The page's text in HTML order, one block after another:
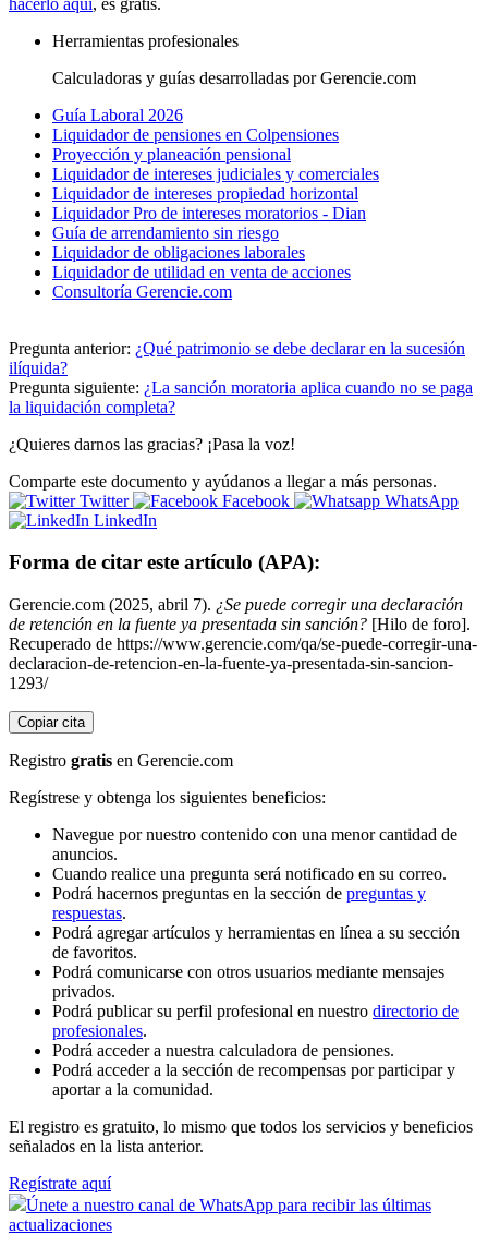
Herramientas profesionales
Calculadoras y guías desarrolladas por Gerencie.com
Guía Laboral 2026
Liquidador de pensiones en Colpensiones
Proyección y planeación pensional
Liquidador de intereses judiciales y comerciales
Liquidador de intereses propiedad horizontal
Liquidador Pro de intereses moratorios - Dian
Guía de arrendamiento sin riesgo
Liquidador de obligaciones laborales
Liquidador de utilidad en venta de acciones
Consultoría Gerencie.com
Pregunta anterior: ¿Qué patrimonio se debe declarar en la sucesión
ilíquida?
Pregunta siguiente: ¿La sanción moratoria aplica cuando no se paga
la liquidación completa?
¿Quieres darnos las gracias? ¡Pasa la voz!
Comparte este documento y ayúdanos a llegar a más personas.
Twitter
Facebook
WhatsApp
LinkedIn
Forma de citar este artículo (APA):
Gerencie.com (2025, abril 7). ¿Se puede corregir una declaración
de retención en la fuente ya presentada sin sanción? [Hilo de foro].
Recuperado de https://www.gerencie.com/qa/se-puede-corregir-una-
declaracion-de-retencion-en-la-fuente-ya-presentada-sin-sancion-
1293/
Copiar cita
Registro gratis en Gerencie.com
Regístrese y obtenga los siguientes beneficios:
Navegue por nuestro contenido con una menor cantidad de
anuncios.
Cuando realice una pregunta será notificado en su correo.
Podrá hacernos preguntas en la sección de preguntas y
respuestas.
Podrá agregar artículos y herramientas en línea a su sección
de favoritos.
Podrá comunicarse con otros usuarios mediante mensajes
privados.
Podrá publicar su perfil profesional en nuestro directorio de
profesionales.
Podrá acceder a nuestra calculadora de pensiones.
Podrá acceder a la sección de recompensas por participar y
aportar a la comunidad.
El registro es gratuito, lo mismo que todos los servicios y beneficios
señalados en la lista anterior.
Regístrate aquí
Únete a nuestro canal de WhatsApp para recibir las últimas
actualizaciones